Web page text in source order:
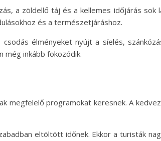
a zöldellő táj és a kellemes időjárás sok
és a természetjáráshoz.
élményeket nyújt a síelés,
még inkább fokozódik.
megfelelő programokat keresnek. A
eltöltött időnek. Ekkor a turisták